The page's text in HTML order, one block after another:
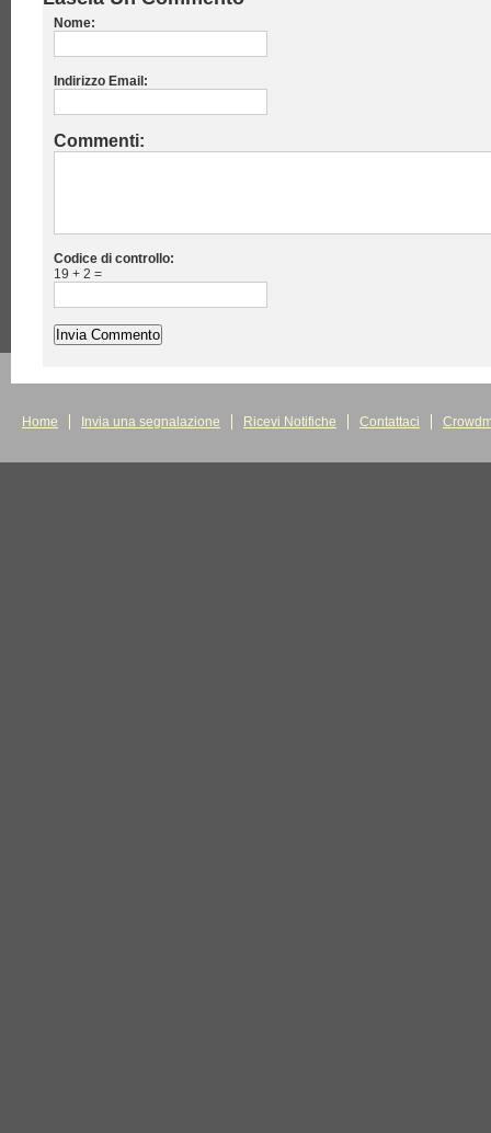
Nome:
Indirizzo Email:
Commenti:
Codice di controllo:
19 + 2 =
Home Invia una segnalazione Ricevi Notifiche Contattaci